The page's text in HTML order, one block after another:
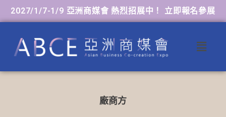
2027/1/7-1/9 亞洲商媒會 熱烈招展中！ 立即報名參展
廠商方